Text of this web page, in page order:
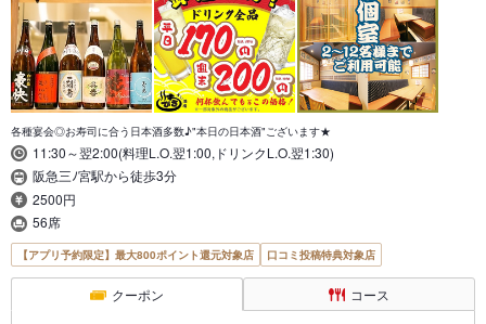
各種宴会◎お寿司に合う日本酒多数♪"本日の日本酒"ございます★
11:30～翌2:00(料理L.O.翌1:00,ドリンクL.O.翌1:30)
阪急三ﾉ宮駅から徒歩3分
2500円
56席
【アプリ予約限定】最大800ポイント還元対象店 口コミ投稿特典対象店
クーポン コース